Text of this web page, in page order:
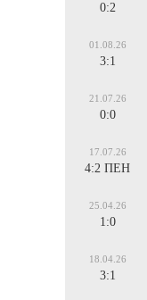
0:2
01.08.26
3:1
21.07.26
0:0
17.07.26
4:2 ПЕН
25.04.26
1:0
18.04.26
3:1